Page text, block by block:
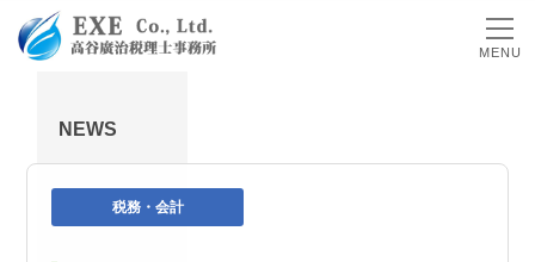
MENU
NEWS
税務・会計